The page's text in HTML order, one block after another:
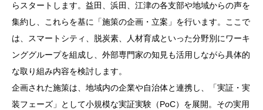
らスタートします。益⽥、浜⽥、江津の各⽀部や地域からの声を
集約し、これらを基に「施策の企画・⽴案」を⾏います。ここで
は、スマートシティ、脱炭素、⼈材育成といった分野別にワーキ
ンググループを組成し、外部専⾨家の知⾒も活⽤しながら具体的
な取り組み内容を検討します。
企画された施策は、地域内の企業や⾃治体と連携し、「実証・実
装フェーズ」として⼩規模な実証実験（PoC）を展開。その実⽤